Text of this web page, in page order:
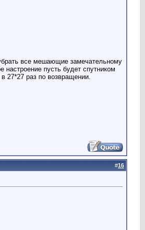
все мешающие замечательному
пусть будет спутником
27*27 раз по возвращении.
#16